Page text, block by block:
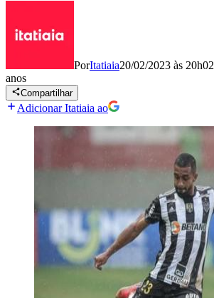
PorItatiaia20/02/2023 às 20h02
anos
Compartilhar
Adicionar Itatiaia ao